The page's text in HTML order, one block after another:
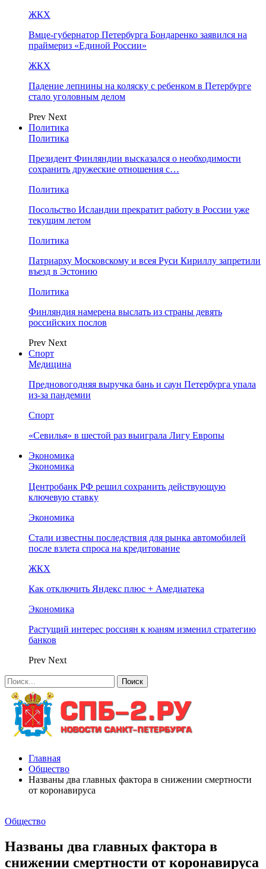
ЖКХ
Вмце-губернатор Петербурга Бондаренко заявился на
праймериз «Единой России»
ЖКХ
Падение лепнины на коляску с ребенком в Петербурге
стало уголовным делом
Prev Next
Политика
Политика
Президент Финляндии высказался о необходимости
сохранить дружеские отношения с…
Политика
Посольство Исландии прекратит работу в России уже
текущим летом
Политика
Патриарху Московскому и всея Руси Кириллу запретили
въезд в Эстонию
Политика
Финляндия намерена выслать из страны девять
российских послов
Prev Next
Спорт
Медицина
Предновогодняя выручка бань и саун Петербурга упала
из-за пандемии
Спорт
«Севилья» в шестой раз выиграла Лигу Европы
Экономика
Экономика
Центробанк РФ решил сохранить действующую
ключевую ставку
Экономика
Стали известны последствия для рынка автомобилей
после взлета спроса на кредитование
ЖКХ
Как отключить Яндекс плюс + Амедиатека
Экономика
Растущий интерес россиян к юаням изменил стратегию
банков
Prev Next
Главная
Общество
Названы два главных фактора в снижении смертности
от коронавируса
Общество
Названы два главных фактора в
снижении смертности от коронавируса